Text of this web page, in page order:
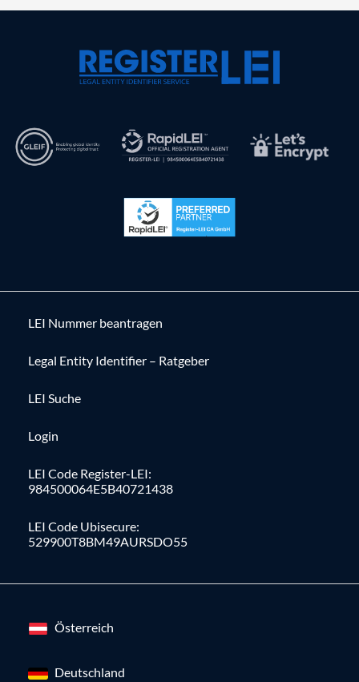
LEI Nummer beantragen
Legal Entity Identifier – Ratgeber
LEI Suche
Login
LEI Code Register-LEI:
984500064E5B40721438
LEI Code Ubisecure:
529900T8BM49AURSDO55
Österreich
Deutschland